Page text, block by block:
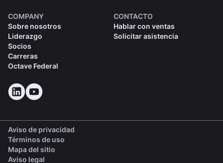
COMPANY
Sobre nosotros
Liderazgo
Socios
Carreras
Octave Federal
CONTACTO
Hablar con ventas
Solicitar asistencia
Aviso de privacidad
Términos de uso
Mapa del sitio
Aviso legal